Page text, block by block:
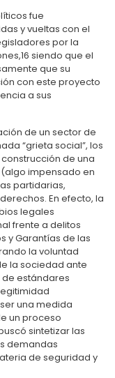
fue
y vueltas con el
por la
16 siendo que el
que su
con este proyecto
a sus
de un sector de
“grieta social”, los
de una
impensado en
partidarias,
En efecto, la
legales
frente a delitos
y Garantías de las
la voluntad
la sociedad ante
estándares
una medida
un proceso
sintetizar las
demandas
de seguridad y